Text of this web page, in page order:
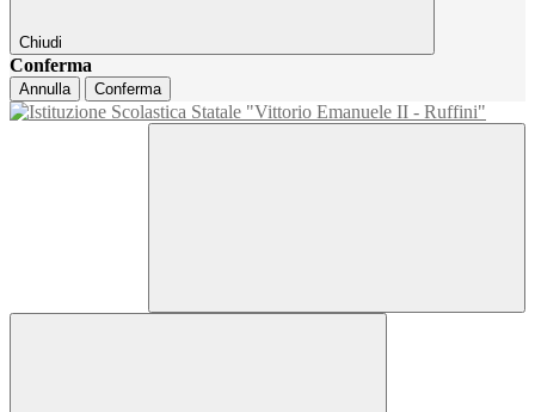
Chiudi
Conferma
Annulla Conferma